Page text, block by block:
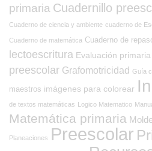
primaria Cuadernillo
Cuaderno de ciencia y ambiente cuaderno de
Cuaderno de matemática Cuaderno de
lectoescritura Evaluación primaria
preescolar Grafomotricidad Guía
maestros imágenes para colorear
de textos matemáticas Logico Matematico
Matemática primaria
Planeaciones Preescolar